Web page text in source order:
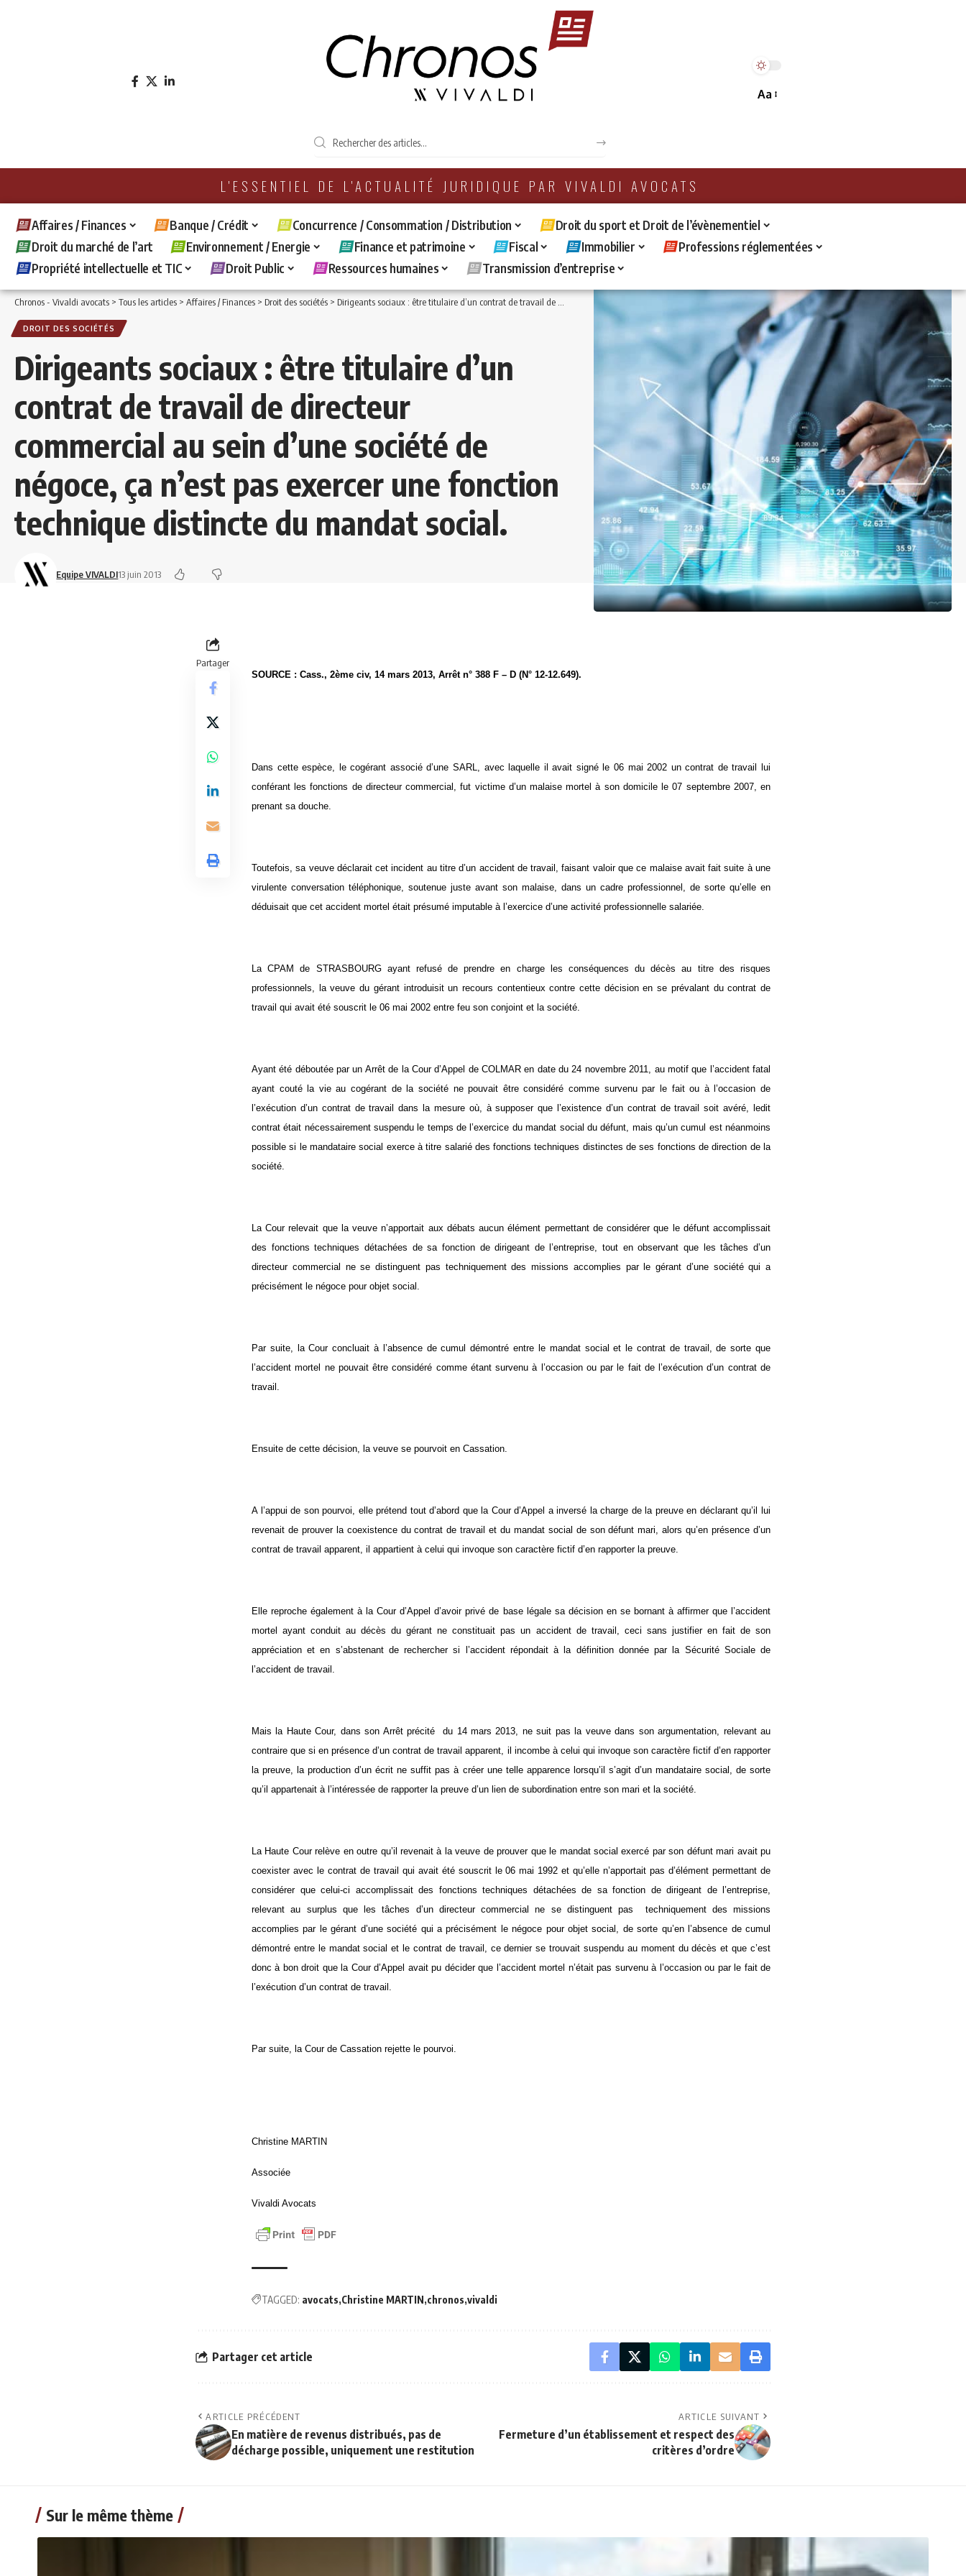
Aa
L'ESSENTIEL DE L'ACTUALITÉ JURIDIQUE PAR VIVALDI AVOCATS
Affaires / Finances Banque / Crédit Concurrence / Consommation / Distribution
Droit du sport et Droit de l’évènementiel
Droit du marché de l’art
Environnement / Energie Finance et patrimoine Fiscal Immobilier
Professions réglementées
Propriété intellectuelle et TIC
Droit Public Ressources humaines Transmission d’entreprise
Chronos - Vivaldi avocats > Tous les articles > Affaires / Finances > Droit des sociétés > Dirigeants sociaux : être titulaire d’un contrat de travail de directeur commercial au sein d’une société de négoce, ça n’est pas exercer une fonction technique distincte du mandat social.
DROIT DES SOCIÉTÉS
Dirigeants sociaux : être titulaire d’un
contrat de travail de directeur
commercial au sein d’une société de
négoce, ça n’est pas exercer une fonction
technique distincte du mandat social.
Equipe VIVALDI13 juin 2013
Partager
SOURCE : Cass., 2ème civ, 14 mars 2013, Arrêt n° 388 F – D (N° 12-12.649).
Dans cette espèce, le cogérant associé d’une SARL, avec laquelle il avait signé le 06 mai 2002 un contrat de travail lui
conférant les fonctions de directeur commercial, fut victime d’un malaise mortel à son domicile le 07 septembre 2007, en
prenant sa douche.
Toutefois, sa veuve déclarait cet incident au titre d’un accident de travail, faisant valoir que ce malaise avait fait suite à une
virulente conversation téléphonique, soutenue juste avant son malaise, dans un cadre professionnel, de sorte qu’elle en
déduisait que cet accident mortel était présumé imputable à l’exercice d’une activité professionnelle salariée.
La CPAM de STRASBOURG ayant refusé de prendre en charge les conséquences du décès au titre des risques
professionnels, la veuve du gérant introduisit un recours contentieux contre cette décision en se prévalant du contrat de
travail qui avait été souscrit le 06 mai 2002 entre feu son conjoint et la société.
Ayant été déboutée par un Arrêt de la Cour d’Appel de COLMAR en date du 24 novembre 2011, au motif que l’accident fatal
ayant couté la vie au cogérant de la société ne pouvait être considéré comme survenu par le fait ou à l’occasion de
l’exécution d’un contrat de travail dans la mesure où, à supposer que l’existence d’un contrat de travail soit avéré, ledit
contrat était nécessairement suspendu le temps de l’exercice du mandat social du défunt, mais qu’un cumul est néanmoins
possible si le mandataire social exerce à titre salarié des fonctions techniques distinctes de ses fonctions de direction de la
société.
La Cour relevait que la veuve n’apportait aux débats aucun élément permettant de considérer que le défunt accomplissait
des fonctions techniques détachées de sa fonction de dirigeant de l’entreprise, tout en observant que les tâches d’un
directeur commercial ne se distinguent pas techniquement des missions accomplies par le gérant d’une société qui a
précisément le négoce pour objet social.
Par suite, la Cour concluait à l’absence de cumul démontré entre le mandat social et le contrat de travail, de sorte que
l’accident mortel ne pouvait être considéré comme étant survenu à l’occasion ou par le fait de l’exécution d’un contrat de
travail.
Ensuite de cette décision, la veuve se pourvoit en Cassation.
A l’appui de son pourvoi, elle prétend tout d’abord que la Cour d’Appel a inversé la charge de la preuve en déclarant qu’il lui
revenait de prouver la coexistence du contrat de travail et du mandat social de son défunt mari, alors qu’en présence d’un
contrat de travail apparent, il appartient à celui qui invoque son caractère fictif d’en rapporter la preuve.
Elle reproche également à la Cour d’Appel d’avoir privé de base légale sa décision en se bornant à affirmer que l’accident
mortel ayant conduit au décès du gérant ne constituait pas un accident de travail, ceci sans justifier en fait de son
appréciation et en s’abstenant de rechercher si l’accident répondait à la définition donnée par la Sécurité Sociale de
l’accident de travail.
Mais la Haute Cour, dans son Arrêt précité du 14 mars 2013, ne suit pas la veuve dans son argumentation, relevant au
contraire que si en présence d’un contrat de travail apparent, il incombe à celui qui invoque son caractère fictif d’en rapporter
la preuve, la production d’un écrit ne suffit pas à créer une telle apparence lorsqu’il s’agit d’un mandataire social, de sorte
qu’il appartenait à l’intéressée de rapporter la preuve d’un lien de subordination entre son mari et la société.
La Haute Cour relève en outre qu’il revenait à la veuve de prouver que le mandat social exercé par son défunt mari avait pu
coexister avec le contrat de travail qui avait été souscrit le 06 mai 1992 et qu’elle n’apportait pas d’élément permettant de
considérer que celui-ci accomplissait des fonctions techniques détachées de sa fonction de dirigeant de l’entreprise,
relevant au surplus que les tâches d’un directeur commercial ne se distinguent pas techniquement des missions
accomplies par le gérant d’une société qui a précisément le négoce pour objet social, de sorte qu’en l’absence de cumul
démontré entre le mandat social et le contrat de travail, ce dernier se trouvait suspendu au moment du décès et que c’est
donc à bon droit que la Cour d’Appel avait pu décider que l’accident mortel n’était pas survenu à l’occasion ou par le fait de
l’exécution d’un contrat de travail.
Par suite, la Cour de Cassation rejette le pourvoi.
Christine MARTIN
Associée
Vivaldi Avocats
TAGGED: avocats Christine MARTIN chronos vivaldi
Partager cet article
ARTICLE PRÉCÉDENT
En matière de revenus distribués, pas de
décharge possible, uniquement une restitution
ARTICLE SUIVANT
Fermeture d’un établissement et respect des
critères d’ordre
Sur le même thème